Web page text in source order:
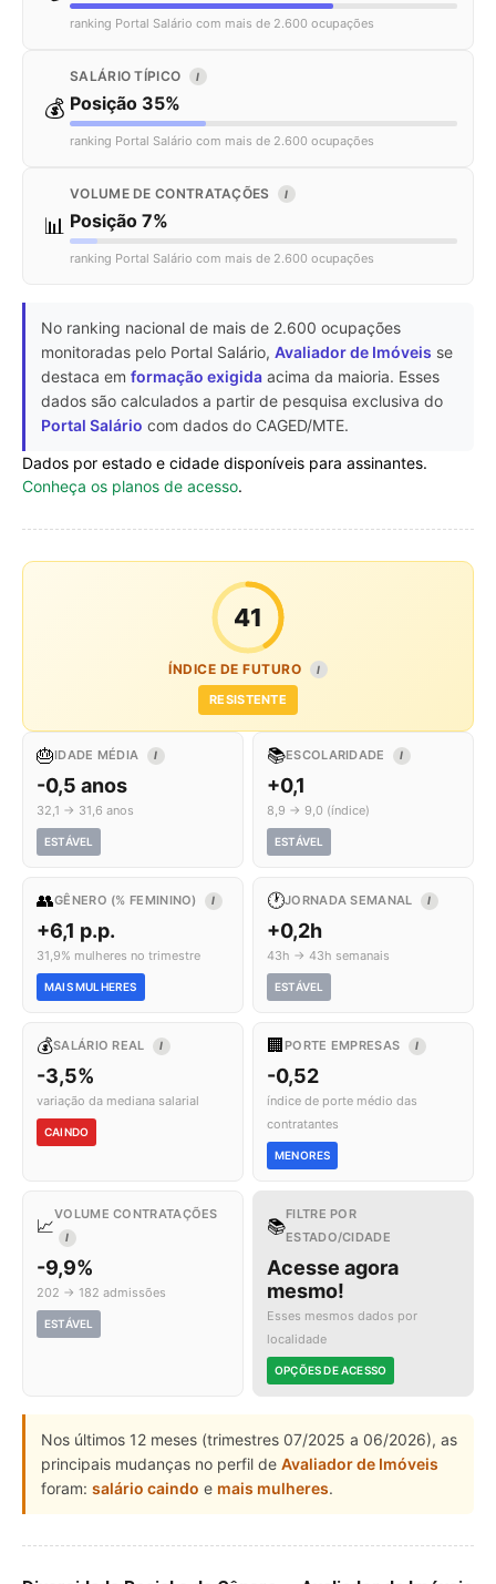
ranking Portal Salário com mais de 2.600 ocupações
💰
SALÁRIO TÍPICO I
Posição 35%
ranking Portal Salário com mais de 2.600 ocupações
📊
VOLUME DE CONTRATAÇÕES I
Posição 7%
ranking Portal Salário com mais de 2.600 ocupações
No ranking nacional de mais de 2.600 ocupações
monitoradas pelo Portal Salário, Avaliador de Imóveis se
destaca em formação exigida acima da maioria. Esses
dados são calculados a partir de pesquisa exclusiva do
Portal Salário com dados do CAGED/MTE.
Dados por estado e cidade disponíveis para assinantes.
Conheça os planos de acesso.
41
ÍNDICE DE FUTURO I
RESISTENTE
🎂IDADE MÉDIA I
-0,5 anos
32,1 → 31,6 anos
ESTÁVEL
📚ESCOLARIDADE I
+0,1
8,9 → 9,0 (índice)
ESTÁVEL
👥GÊNERO (% FEMININO) I
+6,1 p.p.
31,9% mulheres no trimestre
MAIS MULHERES
🕐JORNADA SEMANAL I
+0,2h
43h → 43h semanais
ESTÁVEL
💰SALÁRIO REAL I
-3,5%
variação da mediana salarial
CAINDO
🏢 PORTE EMPRESAS I
-0,52
índice de porte médio das
contratantes
MENORES
📈
VOLUME CONTRATAÇÕES
I
-9,9%
202 → 182 admissões
ESTÁVEL
📚
FILTRE POR
ESTADO/CIDADE
Acesse agora
mesmo!
Esses mesmos dados por
localidade
OPÇÕES DE ACESSO
Nos últimos 12 meses (trimestres 07/2025 a 06/2026), as
principais mudanças no perfil de Avaliador de Imóveis
foram: salário caindo e mais mulheres.